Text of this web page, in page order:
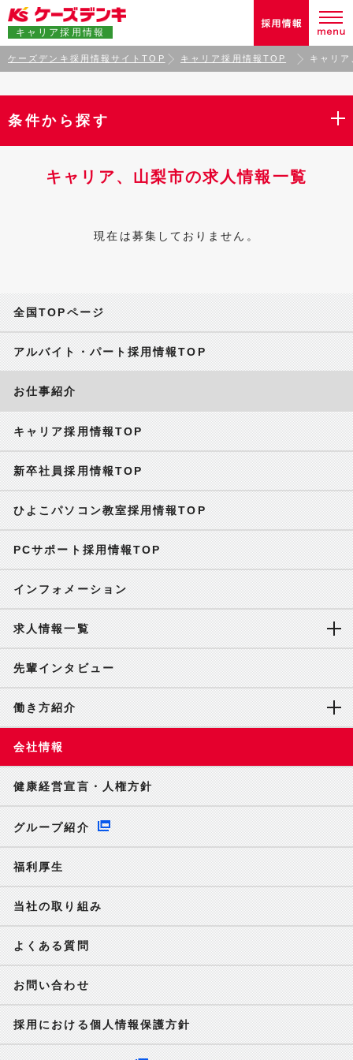
キャリア採用情報
ケーズデンキ採用情報サイトTOP キャリア採用情報TOP キャリ
条件から探す
キャリア、山梨市の求人情報一覧
現在は募集しておりません。
全国TOPページ
アルバイト・パート採用情報TOP
お仕事紹介
キャリア採用情報TOP
新卒社員採用情報TOP
ひよこパソコン教室採用情報TOP
PCサポート採用情報TOP
インフォメーション
求人情報一覧
先輩インタビュー
働き方紹介
会社情報
健康経営宣言・人権方針
グループ紹介
福利厚生
当社の取り組み
よくある質問
お問い合わせ
採用における個人情報保護方針